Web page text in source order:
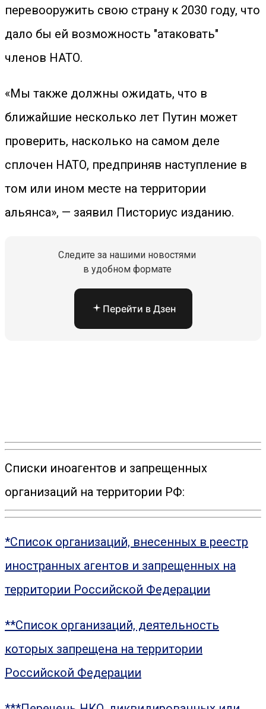
перевооружить свою страну к 2030 году, что
дало бы ей возможность "атаковать"
членов НАТО.
«Мы также должны ожидать, что в
ближайшие несколько лет Путин может
проверить, насколько на самом деле
сплочен НАТО, предприняв наступление в
том или ином месте на территории
альянса», — заявил Писториус изданию.
Следите за нашими новостями
в удобном формате
Перейти в Дзен
Списки иноагентов и запрещенных
организаций на территории РФ:
*Список организаций, внесенных в реестр
иностранных агентов и запрещенных на
территории Российской Федерации
**Список организаций, деятельность
которых запрещена на территории
Российской Федерации